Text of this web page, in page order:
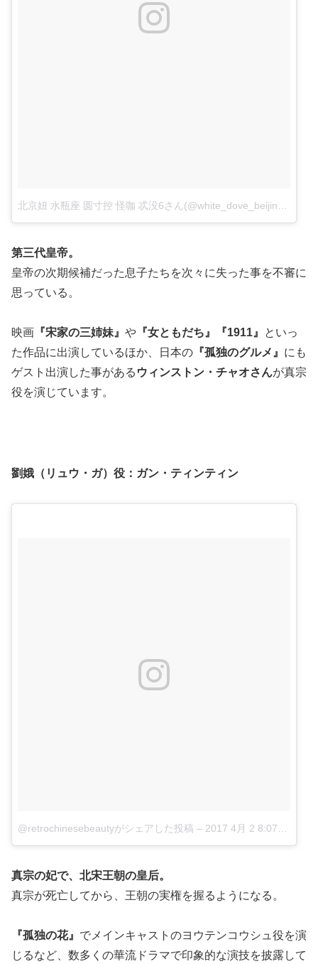
第三代皇帝。
皇帝の次期候補だった息子たちを次々に失った事を不審に
思っている。
映画 『宋家の三姉妹』 や 『女ともだち』『1911』
といっ
た作品に出演しているほか、日本の 『孤独のグルメ』 にも
ゲスト出演した事がある ウィンストン・チャオさんが真宗
役を演じています。
劉娥（リュウ・ガ）役： ガン・ティンティン
@retrochinesebeautyがシェアした投稿 – 2017 4月 2 8:07午前 PDT
真宗の妃で、北宋王朝の皇后。
真宗が死亡してから、王朝の実権を握るようになる。
『孤独の花』 でメインキャストのヨウテンコウシュ役を演
じるなど、数多くの華流ドラマで印象的な演技を披露して